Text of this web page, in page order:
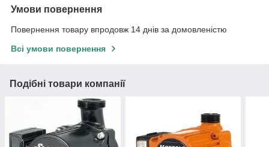
Умови повернення
Повернення товару впродовж 14 днів за домовленістю
Всі умови повернення
Подібні товари компанії